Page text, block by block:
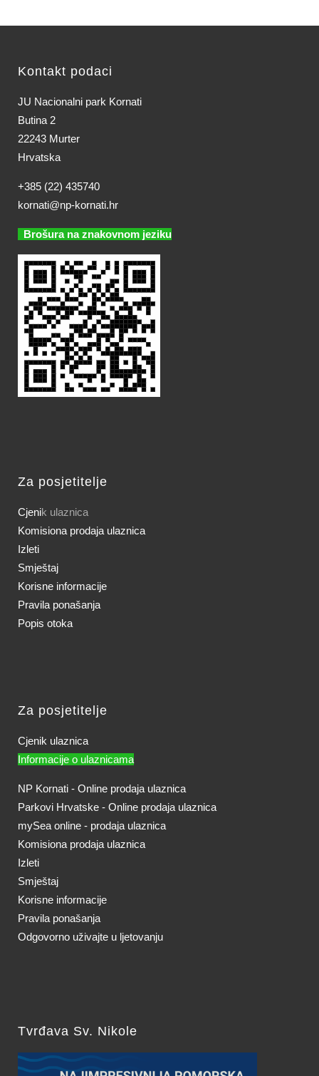
Kontakt podaci
JU Nacionalni park Kornati
Butina 2
22243 Murter
Hrvatska
+385 (22) 435740
kornati@np-kornati.hr
Brošura na znakovnom jeziku
Za posjetitelje
Cjenik ulaznica
Komisiona prodaja ulaznica
Izleti
Smještaj
Korisne informacije
Pravila ponašanja
Popis otoka
Za posjetitelje
Cjenik ulaznica
Informacije o ulaznicama
NP Kornati - Online prodaja ulaznica
Parkovi Hrvatske - Online prodaja ulaznica
mySea online - prodaja ulaznica
Komisiona prodaja ulaznica
Izleti
Smještaj
Korisne informacije
Pravila ponašanja
Odgovorno uživajte u ljetovanju
Tvrđava Sv. Nikole